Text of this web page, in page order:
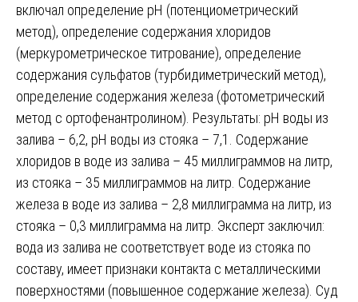
включал определение pH (потенциометрический
метод), определение содержания хлоридов
(меркурометрическое титрование), определение
содержания сульфатов (турбидиметрический метод),
определение содержания железа (фотометрический
метод с ортофенантролином). Результаты: pH воды из
залива – 6,2, pH воды из стояка – 7,1. Содержание
хлоридов в воде из залива – 45 миллиграммов на литр,
из стояка – 35 миллиграммов на литр. Содержание
железа в воде из залива – 2,8 миллиграмма на литр, из
стояка – 0,3 миллиграмма на литр. Эксперт заключил:
вода из залива не соответствует воде из стояка по
составу, имеет признаки контакта с металлическими
поверхностями (повышенное содержание железа). Суд